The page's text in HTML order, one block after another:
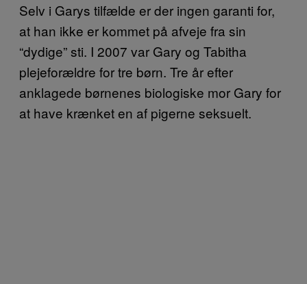
Selv i Garys tilfælde er der ingen garanti for,
at han ikke er kommet på afveje fra sin
“dydige” sti. I 2007 var Gary og Tabitha
plejeforældre for tre børn. Tre år efter
anklagede børnenes biologiske mor Gary for
at have krænket en af pigerne seksuelt.